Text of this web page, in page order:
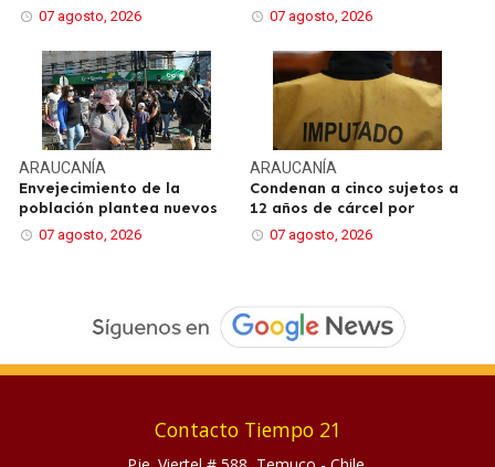
07 agosto, 2026 07 agosto, 2026
ARAUCANÍA
Envejecimiento de la
población plantea nuevos
07 agosto, 2026
ARAUCANÍA
Condenan a cinco sujetos a
12 años de cárcel por
07 agosto, 2026
Contacto Tiempo 21